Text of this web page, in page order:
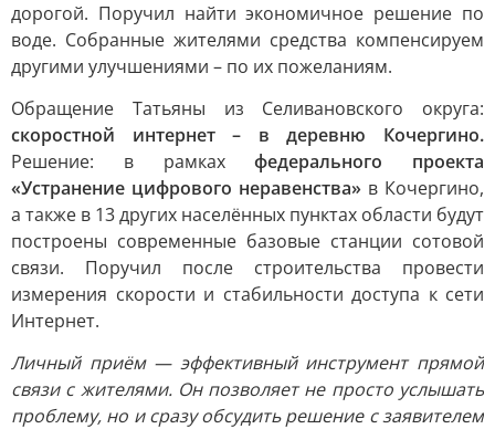
дорогой. Поручил найти экономичное решение по
воде. Собранные жителями средства компенсируем
другими улучшениями – по их пожеланиям.
Обращение Татьяны из Селивановского округа:
скоростной интернет – в деревню Кочергино.
Решение: в рамкахфедерального проекта
«Устранение цифрового неравенства» в Кочергино,
а также в 13 других населённых пунктах области будут
построены современные базовые станции сотовой
связи. Поручил после строительства провести
измерения скорости и стабильности доступа к сети
Интернет.
Личный приём — эффективный инструмент прямой
связи с жителями. Он позволяет не просто услышать
проблему, но и сразу обсудить решение с заявителем